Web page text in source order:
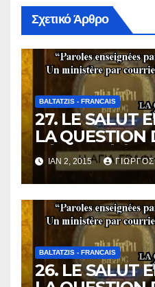
Σχετικό Άρθρο
BALTATZIS - FRANCAIS
27. LE SALUT
LA QUESTION
SÉCURITÉ
CROYANT
ΙΑΝ 2, 2015
BALTATZIS - FRANCAIS
26. LE SALUT